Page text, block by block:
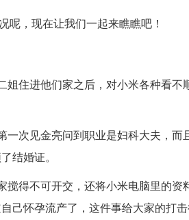
呢，现在让我们一起来瞧瞧吧！
住进他们家之后，对小米各种看不
次见金亮问到职业是妇科大夫，而
结婚证。
得不可开交，还将小米电脑里的资
己怀孕流产了，这件事给大家的打